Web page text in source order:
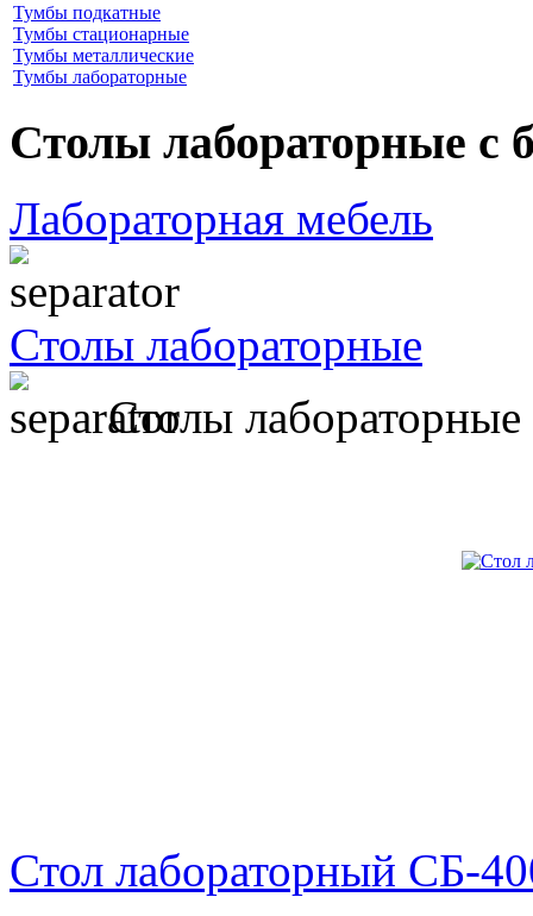
Тумбы подкатные
Тумбы стационарные
Тумбы металлические
Тумбы лабораторные
Столы лабораторные с
Лабораторная мебель
Столы лабораторные
Столы лабораторные
Стол лабораторный СБ-